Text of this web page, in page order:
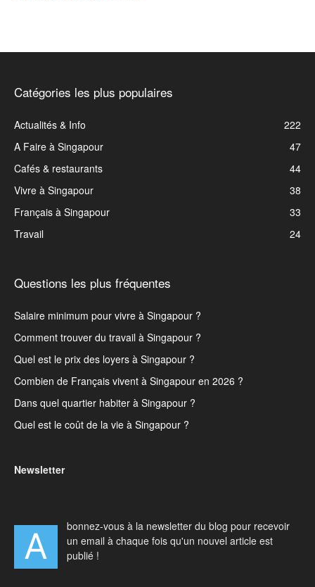
Catégories les plus populaires
Actualités & Info
222
A Faire à Singapour
47
Cafés & restaurants
44
Vivre à Singapour
38
Français à Singapour
33
Travail
24
Questions les plus fréquentes
Salaire minimum pour vivre à Singapour ?
Comment trouver du travail à Singapour ?
Quel est le prix des loyers à Singapour ?
Combien de Français vivent à Singapour en 2026 ?
Dans quel quartier habiter à Singapour ?
Quel est le coût de la vie à Singapour ?
Newsletter
A
bonnez-vous à la newsletter du blog pour recevoir
un email à chaque fois qu'un nouvel article est
publié !